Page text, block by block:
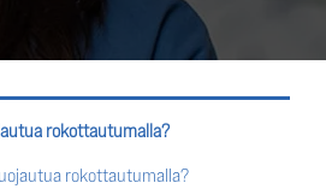
rokottautumalla?
rokottautumalla?